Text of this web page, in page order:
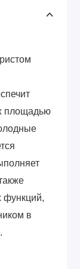
площадью
функций,
в